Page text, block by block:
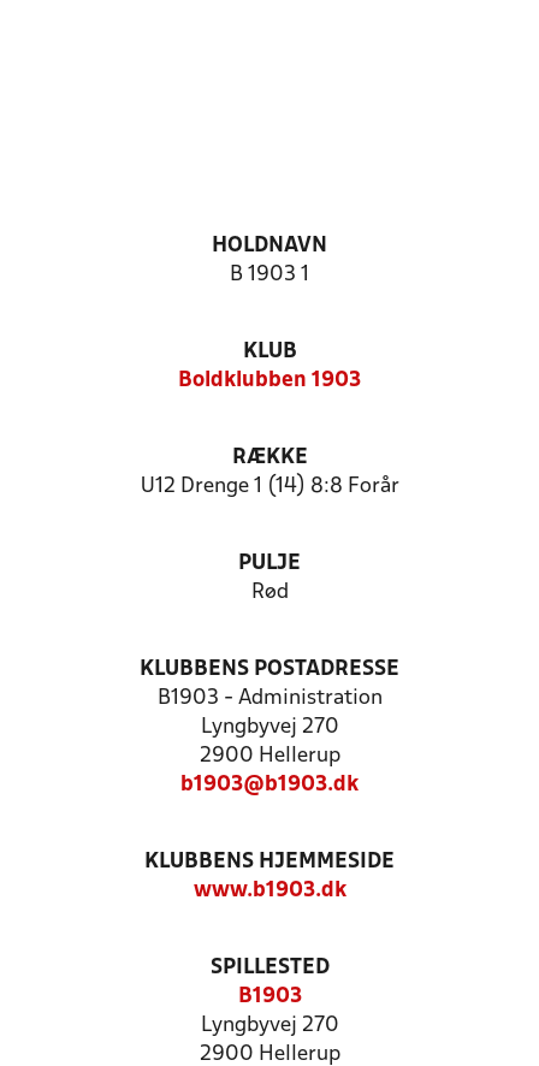
HOLDNAVN
B 1903 1
KLUB
Boldklubben 1903
RÆKKE
U12 Drenge 1 (14) 8:8 Forår
PULJE
Rød
KLUBBENS POSTADRESSE
B1903 - Administration
Lyngbyvej 270
2900 Hellerup
b1903@b1903.dk
KLUBBENS HJEMMESIDE
www.b1903.dk
SPILLESTED
B1903
Lyngbyvej 270
2900 Hellerup